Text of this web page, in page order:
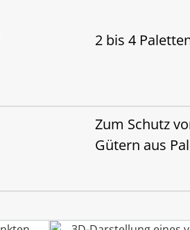
2 bis 4
Zum Schutz
Gütern aus